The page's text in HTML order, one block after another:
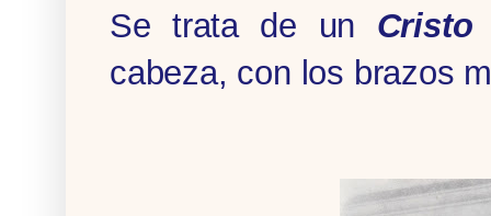
Se trata de un
cabeza, con los brazos